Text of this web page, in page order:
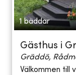
1 bäddar
Gästhus i
Gräddö,
Välkommen till